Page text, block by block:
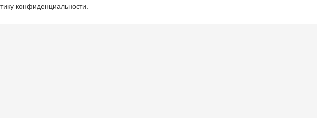
конфиденциальности.